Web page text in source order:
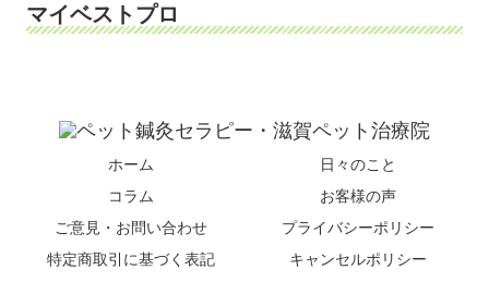
マイベストプロ
ホーム
日々のこと
コラム
お客様の声
ご意見・お問い合わせ
プライバシーポリシー
特定商取引に基づく表記
キャンセルポリシー